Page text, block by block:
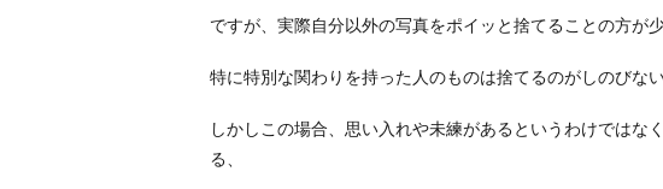
ほ
い
ま
ですが、実際自分以外の写真をポイッと捨てることの方が少
特に特別な関わりを持った人のものは捨てるのがしのびな
しかしこの場合、思い入れや未練があるというわけではな
る、